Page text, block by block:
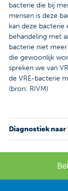
bacterie die bij
mensen is deze
kan deze
behandeling met
bacterie niet
die gewoonlijk
spreken we van
de VRE-bacterie
(bron: RIVM)
Diagnostiek naar